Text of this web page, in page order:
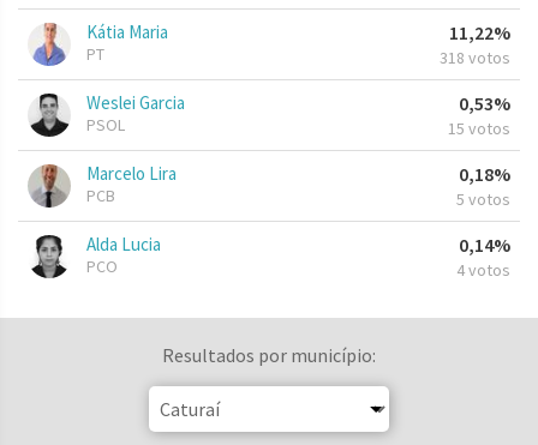
Kátia Maria
PT
11,22%
318 votos
Weslei Garcia
PSOL
0,53%
15 votos
Marcelo Lira
PCB
0,18%
5 votos
Alda Lucia
PCO
0,14%
4 votos
Resultados por município: